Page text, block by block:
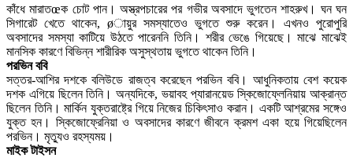
কাঁধে মারাতœক চোট পান। অস্ত্রপচারের পর গভীর অবসাদে ভুগতেন শাহরুখ। ঘন ঘন
সিগারেট খেতে থাকেন, øায়ুর সমস্যাতেও ভুগতে শুরু করেন। এখনও পুরোপুরি
অবসাদের সমস্যা কাটিয়ে উঠতে পারেননি তিনি। শরীর ভেঙে গিয়েছে। মাঝে মাঝেই
মানসিক কারণে বিভিন্ন শারীরিক অসুস্থতায় ভুগতে থাকেন তিনি।
পরভিন ববি
সত্তর-আশির দশকে বলিউডে রাজত্ব করেছেন পরভিন ববি। আধুনিকতায় বেশ কয়েক
দশক এগিয়ে ছিলেন তিনি। অন্যদিকে, ভয়াবহ প্যারানয়েড স্কিজোফ্লেনিয়ায় আক্রান্ত
ছিলেন তিনি। মার্কিন যুক্তরাষ্ট্রে গিয়ে নিজের চিকিৎসাও করান। একটি আশ্রমের সঙ্গেও
যুক্ত হন। স্কিজোফ্রেনিয়া ও অবসাদের কারণে জীবনে ক্রমশ একা হয়ে গিয়েছিলেন
পরভিন। মৃত্যুও রহস্যময়।
মাইক টাইসন